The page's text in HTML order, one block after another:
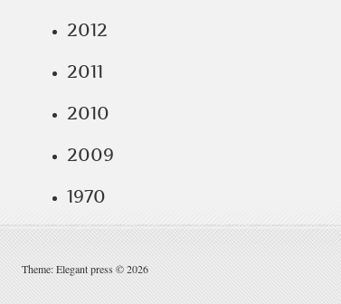
2012
2011
2010
2009
1970
Theme: Elegant press © 2026